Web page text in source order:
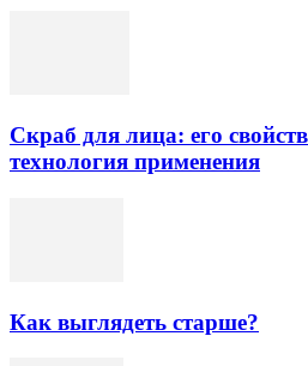
Скраб для лица: его
технология применения
Как выглядеть старше?